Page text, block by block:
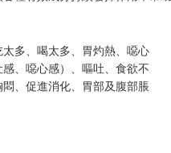
多、喝太多、胃灼熱、噁心
感、噁心感）、嘔吐、食欲不
、促進消化、胃部及腹部脹